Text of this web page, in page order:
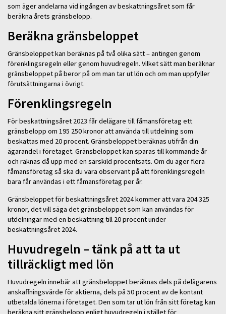
som äger andelarna vid ingången av beskattningsåret som får
beräkna årets gränsbelopp.
Beräkna gränsbeloppet
Gränsbeloppet kan beräknas på två olika sätt – antingen genom
förenklingsregeln eller genom huvudregeln. Vilket sätt man beräknar
gränsbeloppet på beror på om man tar ut lön och om man uppfyller
förutsättningarna i övrigt.
Förenklingsregeln
För beskattningsåret 2023 får delägare till fåmansföretag ett
gränsbelopp om 195 250 kronor att använda till utdelning som
beskattas med 20 procent. Gränsbeloppet beräknas utifrån din
ägarandel i företaget. Gränsbeloppet kan sparas till kommande år
och räknas då upp med en särskild procentsats. Om du äger flera
fåmansföretag så ska du vara observant på att förenklingsregeln
bara får användas i ett fåmansföretag per år.
Gränsbeloppet för beskattningsåret 2024 kommer att vara 204 325
kronor, det vill säga det gränsbeloppet som kan användas för
utdelningar med en beskattning till 20 procent under
beskattningsåret 2024.
Huvudregeln – tänk på att ta ut
tillräckligt med lön
Huvudregeln innebär att gränsbeloppet beräknas dels på delägarens
anskaffningsvärde för aktierna, dels på 50 procent av de kontant
utbetalda lönerna i företaget. Den som tar ut lön från sitt företag kan
beräkna sitt gränsbelopp enligt huvudregeln i stället för